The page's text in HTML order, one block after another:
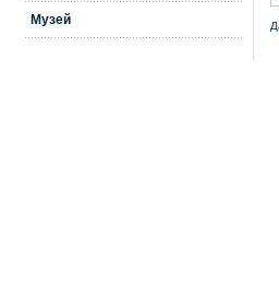
Музей